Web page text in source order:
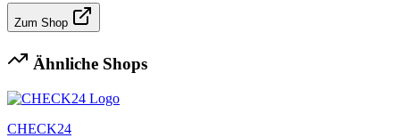
Zum Shop
Ähnliche Shops
CHECK24